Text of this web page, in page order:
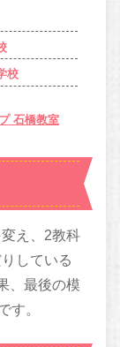
校
石橋教室
え、2教科
している
、最後の模
す。